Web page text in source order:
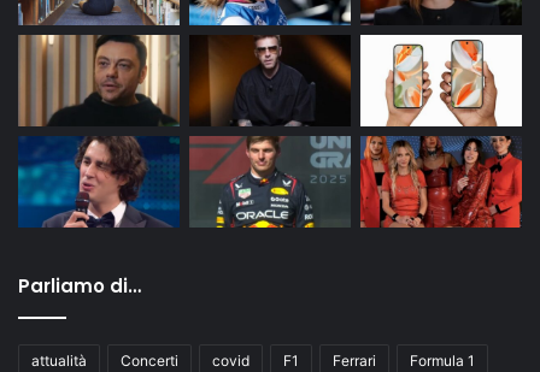
Parliamo di…
attualità Concerti covid F1 Ferrari Formula 1